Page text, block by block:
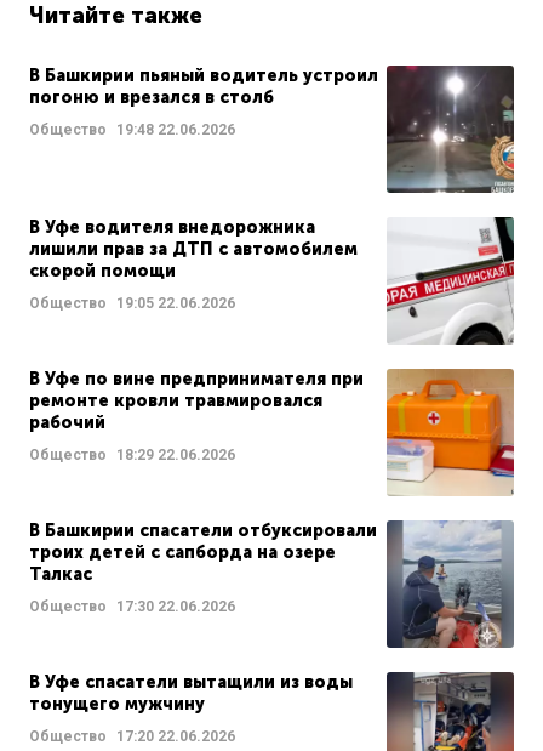
Читайте также
В Башкирии пьяный водитель устроил
погоню и врезался в столб
Общество 19:48 22.06.2026
В Уфе водителя внедорожника
лишили прав за ДТП с автомобилем
скорой помощи
Общество 19:05 22.06.2026
В Уфе по вине предпринимателя при
ремонте кровли травмировался
рабочий
Общество 18:29 22.06.2026
В Башкирии спасатели отбуксировали
троих детей с сапборда на озере
Талкас
Общество 17:30 22.06.2026
В Уфе спасатели вытащили из воды
тонущего мужчину
Общество 17:20 22.06.2026